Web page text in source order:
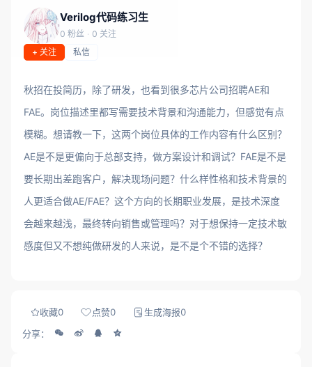
Verilog代码练习生
0 粉丝 · 0 关注
+ 关注
私信
秋招在投简历，除了研发，也看到很多芯片公司招聘AE和
FAE。岗位描述里都写需要技术背景和沟通能力，但感觉有点
模糊。想请教一下，这两个岗位具体的工作内容有什么区别？
AE是不是更偏向于总部支持，做方案设计和调试？FAE是不是
要长期出差跑客户，解决现场问题？什么样性格和技术背景的
人更适合做AE/FAE？这个方向的长期职业发展，是技术深度
会越来越浅，最终转向销售或管理吗？对于想保持一定技术敏
感度但又不想纯做研发的人来说，是不是个不错的选择？
收藏0 点赞0 生成海报0
分享：